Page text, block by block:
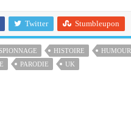
Twitter Stumbleupon
HISTOIRE HUMOUR
PARODIE UK